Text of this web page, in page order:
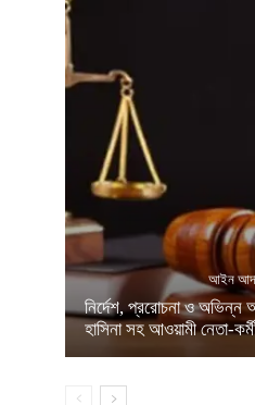
আইন
নির্দেশ, প্ররোচনা ও অভিন্ন
হাসিনা সহ আওয়ামী নেতা-